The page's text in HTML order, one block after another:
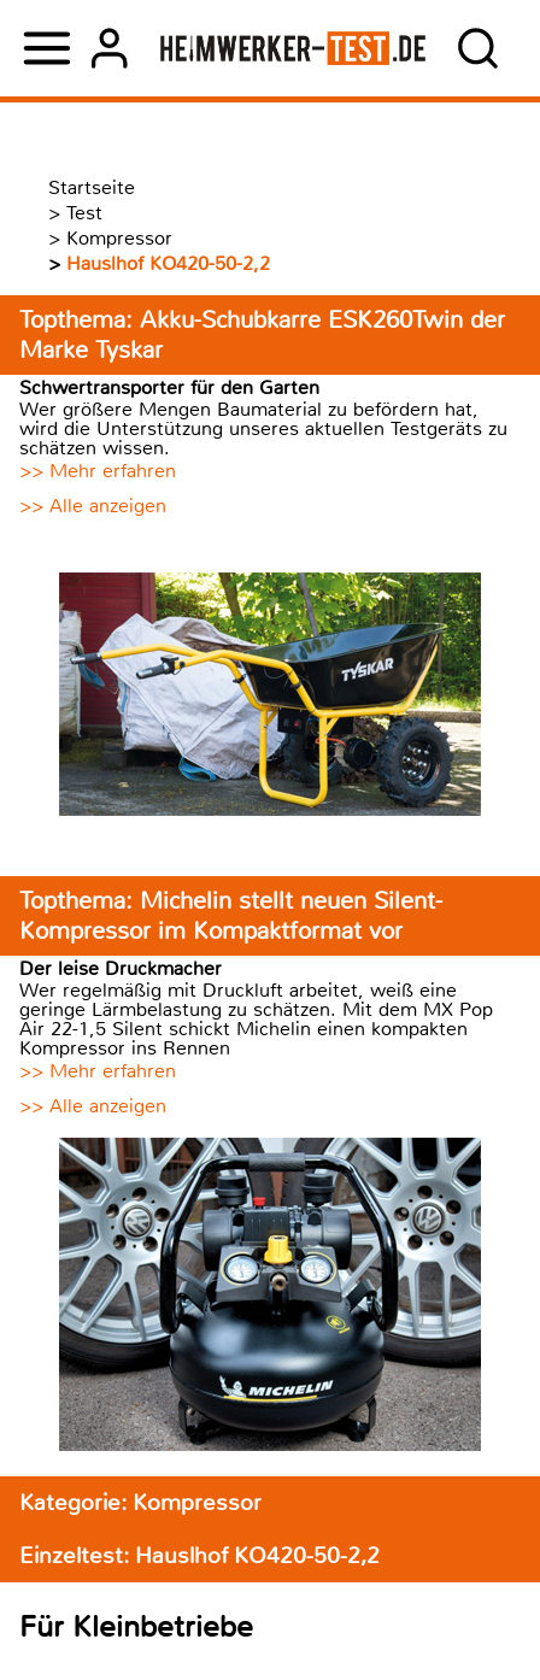
Startseite
> Test
> Kompressor
> Hauslhof KO420-50-2,2
Topthema: Akku-Schubkarre ESK260Twin der
Marke Tyskar
Schwertransporter für den Garten
Wer größere Mengen Baumaterial zu befördern hat,
wird die Unterstützung unseres aktuellen Testgeräts zu
schätzen wissen.
>> Mehr erfahren
>> Alle anzeigen
Topthema: Michelin stellt neuen Silent-
Kompressor im Kompaktformat vor
Der leise Druckmacher
Wer regelmäßig mit Druckluft arbeitet, weiß eine
geringe Lärmbelastung zu schätzen. Mit dem MX Pop
Air 22-1,5 Silent schickt Michelin einen kompakten
Kompressor ins Rennen
>> Mehr erfahren
>> Alle anzeigen
Kategorie: Kompressor
Einzeltest: Hauslhof KO420-50-2,2
Für Kleinbetriebe